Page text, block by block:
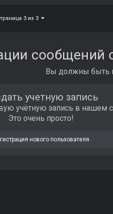
3 из 3
сообщений
Вы должны быть
учетную запись
учётную запись в нашем
Это очень просто!
нового пользователя